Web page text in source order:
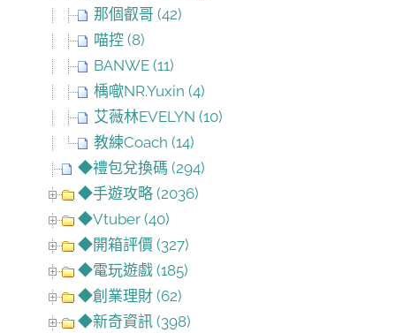
那個叡哥 (42)
喵控 (8)
BANWE (11)
楀噷NR.Yuxin (4)
艾薇林EVELYN (10)
教練Coach (14)
◆禮包兌換碼 (294)
◆手遊攻略 (2036)
◆Vtuber (40)
◆開箱評價 (327)
◆電玩遊戲 (185)
◆創業理財 (62)
◆新奇資訊 (398)